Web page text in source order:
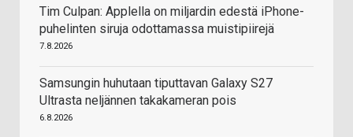
Tim Culpan: Applella on miljardin edestä iPhone-
puhelinten siruja odottamassa muistipiirejä
7.8.2026
Samsungin huhutaan tiputtavan Galaxy S27
Ultrasta neljännen takakameran pois
6.8.2026